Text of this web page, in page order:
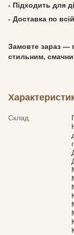
- Підходить для
- Доставка по всій
Замовте зараз —
стильним,
Склад